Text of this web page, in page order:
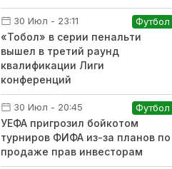
30 Июл - 23:11 Футбол
«Тобол» в серии пенальти
вышел в третий раунд
квалификации Лиги
конференций
30 Июл - 20:45 Футбол
УЕФА пригрозил бойкотом
турниров ФИФА из-за планов по
продаже прав инвесторам